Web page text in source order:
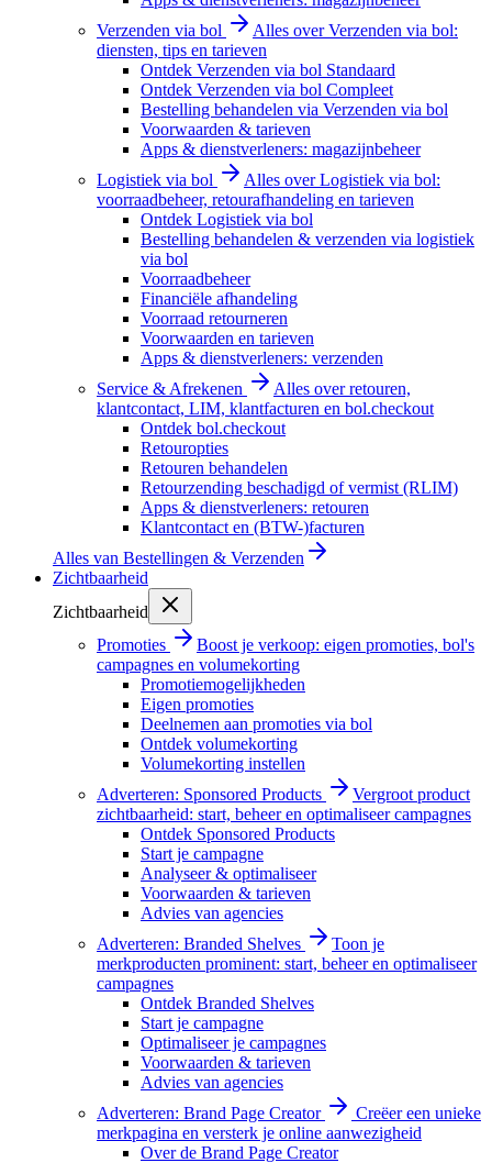
Verzenden via bol
Alles over Verzenden via bol:
diensten, tips en tarieven
Ontdek Verzenden via bol Standaard
Ontdek Verzenden via bol Compleet
Bestelling behandelen via Verzenden via bol
Voorwaarden & tarieven
Apps & dienstverleners: magazijnbeheer
Logistiek via bol
Alles over Logistiek via bol:
voorraadbeheer, retourafhandeling en tarieven
Ontdek Logistiek via bol
Bestelling behandelen & verzenden via logistiek
via bol
Voorraadbeheer
Financiële afhandeling
Voorraad retourneren
Voorwaarden en tarieven
Apps & dienstverleners: verzenden
Service & Afrekenen
Alles over retouren,
klantcontact, LIM, klantfacturen en bol.checkout
Ontdek bol.checkout
Retouropties
Retouren behandelen
Retourzending beschadigd of vermist (RLIM)
Apps & dienstverleners: retouren
Klantcontact en (BTW-)facturen
Alles van Bestellingen & Verzenden
Zichtbaarheid
Zichtbaarheid
Promoties
Boost je verkoop: eigen promoties, bol's
campagnes en volumekorting
Promotiemogelijkheden
Eigen promoties
Deelnemen aan promoties via bol
Ontdek volumekorting
Volumekorting instellen
Adverteren: Sponsored Products
Vergroot product
zichtbaarheid: start, beheer en optimaliseer campagnes
Ontdek Sponsored Products
Start je campagne
Analyseer & optimaliseer
Voorwaarden & tarieven
Advies van agencies
Adverteren: Branded Shelves
Toon je
merkproducten prominent: start, beheer en optimaliseer
campagnes
Ontdek Branded Shelves
Start je campagne
Optimaliseer je campagnes
Voorwaarden & tarieven
Advies van agencies
Adverteren: Brand Page Creator
Creëer een unieke
merkpagina en versterk je online aanwezigheid
Over de Brand Page Creator